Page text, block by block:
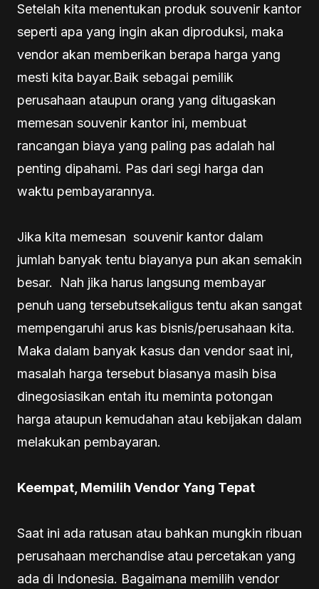
Setelah kita menentukan produk souvenir kantor
seperti apa yang ingin akan diproduksi, maka
vendor akan memberikan berapa harga yang
mesti kita bayar.Baik sebagai pemilik
perusahaan ataupun orang yang ditugaskan
memesan souvenir kantor ini, membuat
rancangan biaya yang paling pas adalah hal
penting dipahami. Pas dari segi harga dan
waktu pembayarannya.
Jika kita memesan souvenir kantor dalam
jumlah banyak tentu biayanya pun akan semakin
besar. Nah jika harus langsung membayar
penuh uang tersebutsekaligus tentu akan sangat
mempengaruhi arus kas bisnis/perusahaan kita.
Maka dalam banyak kasus dan vendor saat ini,
masalah harga tersebut biasanya masih bisa
dinegosiasikan entah itu meminta potongan
harga ataupun kemudahan atau kebijakan dalam
melakukan pembayaran.
Keempat, Memilih Vendor Yang Tepat
Saat ini ada ratusan atau bahkan mungkin ribuan
perusahaan merchandise atau percetakan yang
ada di Indonesia. Bagaimana memilih vendor